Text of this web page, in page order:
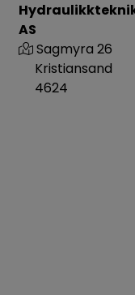
AS
Sagmyra 26
Kristiansand
4624